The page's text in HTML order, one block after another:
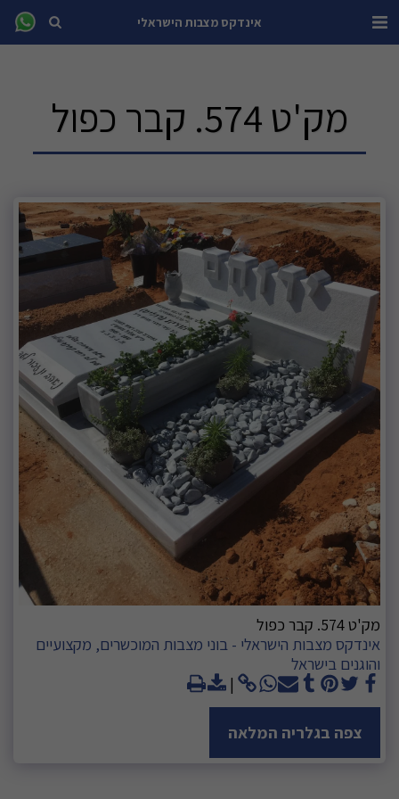
אינדקס מצבות הישראלי
מק'ט 574. קבר כפול
מק'ט 574. קבר כפול
אינדקס מצבות הישראלי - בוני מצבות המוכשרים, מקצועיים
והוגנים בישראל
צפה בגלריה המלאה